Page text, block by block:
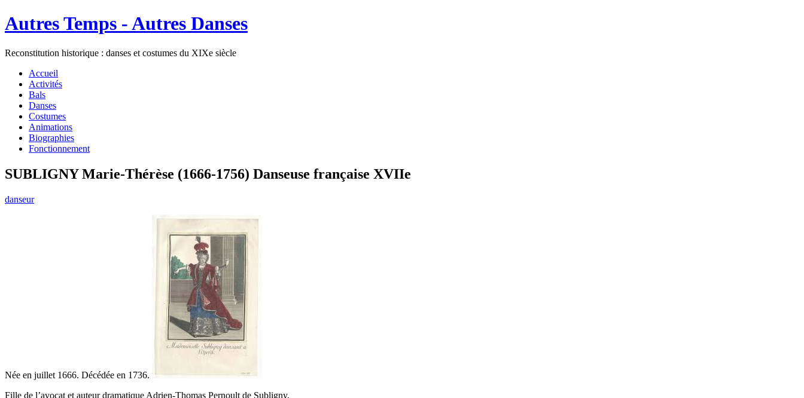
Autres Temps - Autres Danses
Reconstitution historique : danses et costumes du XIXe siècle
Accueil
Activités
Bals
Danses
Costumes
Animations
Biographies
Fonctionnement
SUBLIGNY Marie-Thérèse (1666-1756) Danseuse française XVIIe
danseur
Née en juillet 1666. Décédée en 1736.
Fille de l’avocat et auteur dramatique Adrien-Thomas Pernoult de Subligny.